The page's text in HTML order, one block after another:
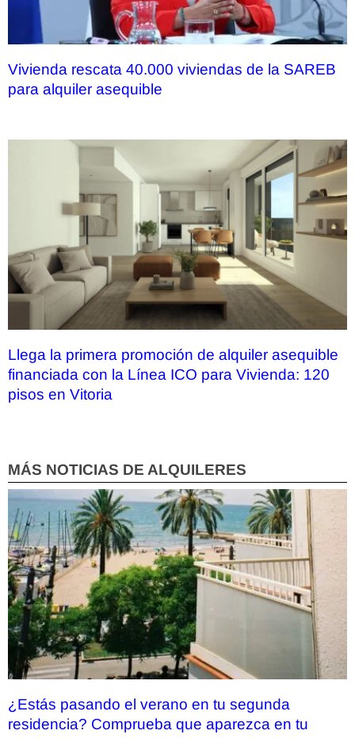
Vivienda rescata 40.000 viviendas de la SAREB
para alquiler asequible
Llega la primera promoción de alquiler asequible
financiada con la Línea ICO para Vivienda: 120
pisos en Vitoria
MÁS NOTICIAS DE ALQUILERES
¿Estás pasando el verano en tu segunda
residencia? Comprueba que aparezca en tu